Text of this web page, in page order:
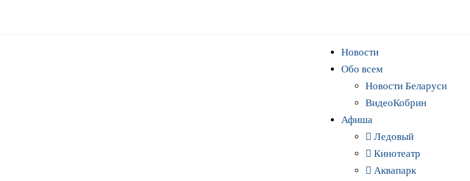
Новости
Обо всем
Новости Беларуси
ВидеоКобрин
Афиша
Ледовый
Кинотеатр
Аквапарк